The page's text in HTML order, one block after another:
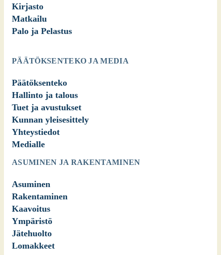
Kirjasto
Matkailu
Palo ja Pelastus
PÄÄTÖKSENTEKO JA MEDIA
Päätöksenteko
Hallinto ja talous
Tuet ja avustukset
Kunnan yleisesittely
Yhteystiedot
Medialle
ASUMINEN JA RAKENTAMINEN
Asuminen
Rakentaminen
Kaavoitus
Ympäristö
Jätehuolto
Lomakkeet